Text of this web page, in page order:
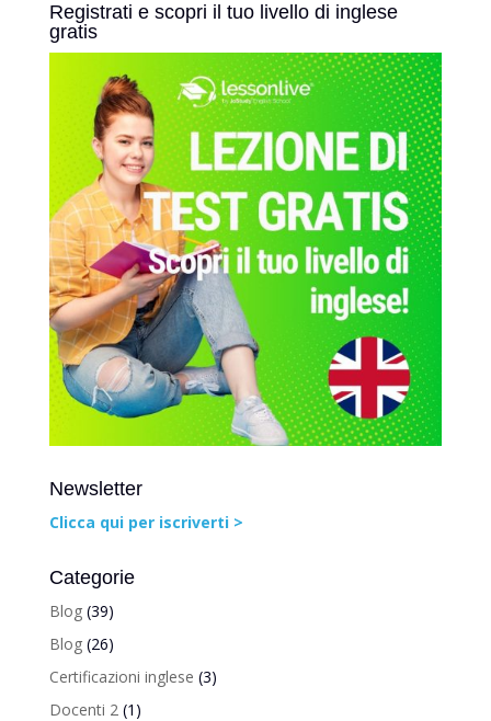
Registrati e scopri il tuo livello di inglese
gratis
Newsletter
Clicca qui per iscriverti >
Categorie
Blog(39)
Blog(26)
Certificazioni inglese (3)
Docenti 2 (1)